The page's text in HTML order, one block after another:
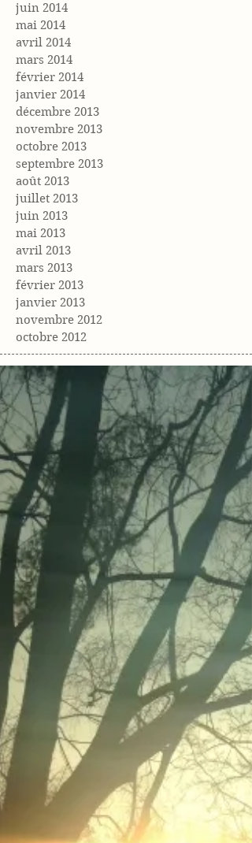
juin 2014
mai 2014
avril 2014
mars 2014
février 2014
janvier 2014
décembre 2013
novembre 2013
octobre 2013
septembre 2013
août 2013
juillet 2013
juin 2013
mai 2013
avril 2013
mars 2013
février 2013
janvier 2013
novembre 2012
octobre 2012